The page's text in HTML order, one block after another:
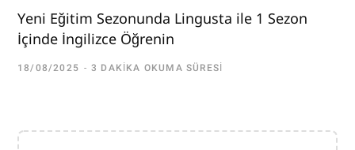
Yeni Eğitim Sezonunda Lingusta ile 1 Sezon
İçinde İngilizce Öğrenin
18/08/2025 3 DAKIKA OKUMA SÜRESI